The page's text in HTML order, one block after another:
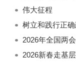
伟大征程
树立和践行正
2026年全国两
2026新春走基层